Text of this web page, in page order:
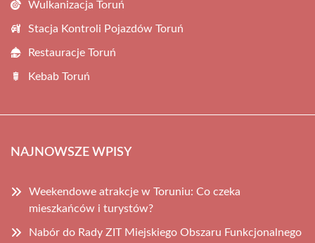
Wulkanizacja Toruń
Stacja Kontroli Pojazdów Toruń
Restauracje Toruń
Kebab Toruń
NAJNOWSZE WPISY
Weekendowe atrakcje w Toruniu: Co czeka
mieszkańców i turystów?
Nabór do Rady ZIT Miejskiego Obszaru Funkcjonalnego